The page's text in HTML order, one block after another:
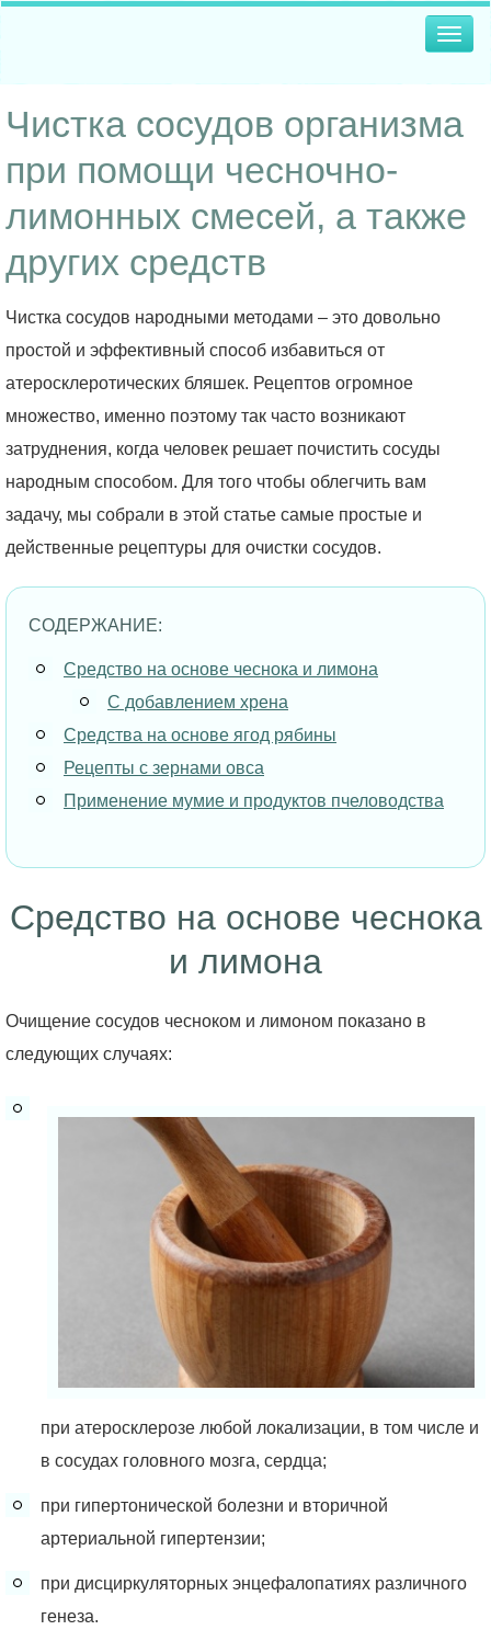
Чистка сосудов организма
при помощи чесночно-
лимонных смесей, а также
других средств
Чистка сосудов народными методами – это довольно
простой и эффективный способ избавиться от
атеросклеротических бляшек. Рецептов огромное
множество, именно поэтому так часто возникают
затруднения, когда человек решает почистить сосуды
народным способом. Для того чтобы облегчить вам
задачу, мы собрали в этой статье самые простые и
действенные рецептуры для очистки сосудов.
СОДЕРЖАНИЕ:
Средство на основе чеснока и лимона
С добавлением хрена
Средства на основе ягод рябины
Рецепты с зернами овса
Применение мумие и продуктов пчеловодства
Средство на основе чеснока
и лимона
Очищение сосудов чесноком и лимоном показано в
следующих случаях:
при атеросклерозе любой локализации, в том числе и
в сосудах головного мозга, сердца;
при гипертонической болезни и вторичной
артериальной гипертензии;
при дисциркуляторных энцефалопатиях различного
генеза.